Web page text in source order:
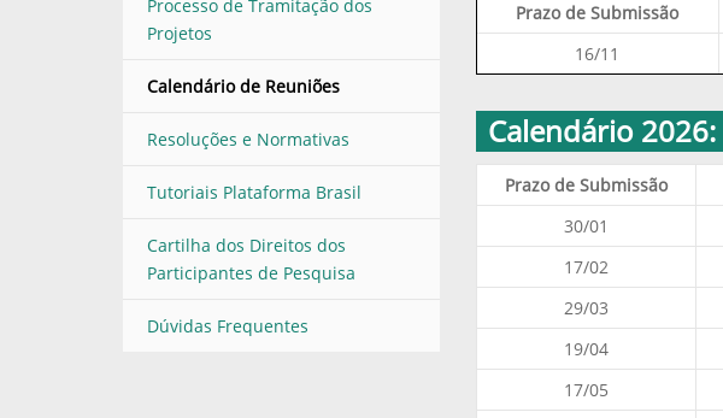
Processo de Tramitação dos
Projetos
Calendário de Reuniões
Resoluções e Normativas
Tutoriais Plataforma Brasil
Cartilha dos Direitos dos
Participantes de Pesquisa
Dúvidas Frequentes
Prazo de Submissão
16/11
Calendário 2026:
Prazo de Submissão
30/01
17/02
29/03
19/04
17/05